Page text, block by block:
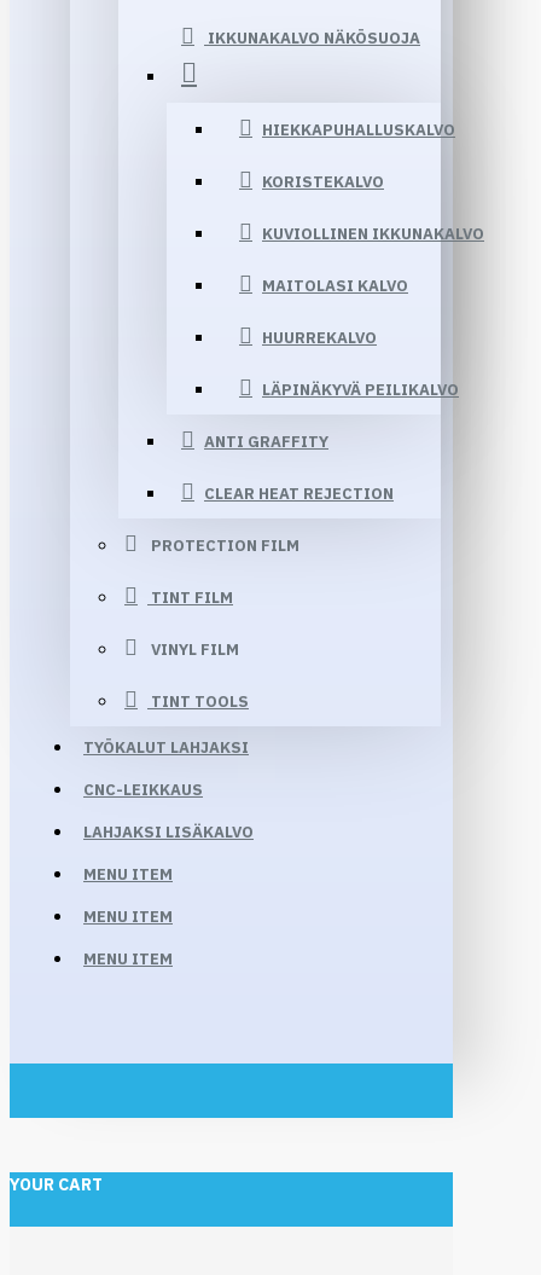
IKKUNAKALVO NÄKÖSUOJA
HIEKKAPUHALLUSKALVO
KORISTEKALVO
KUVIOLLINEN IKKUNAKALVO
MAITOLASI KALVO
HUURREKALVO
LÄPINÄKYVÄ PEILIKALVO
ANTI GRAFFITY
CLEAR HEAT REJECTION
PROTECTION FILM
TINT FILM
VINYL FILM
TINT TOOLS
TYÖKALUT LAHJAKSI
CNC-LEIKKAUS
LAHJAKSI LISÄKALVO
MENU ITEM
MENU ITEM
MENU ITEM
YOUR CART